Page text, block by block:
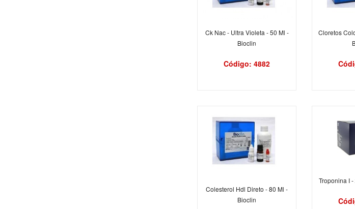
Ck Nac - Ultra Violeta - 50 Ml -
Bioclin
Código: 4882
Cloretos
Colesterol Hdl Direto - 80 Ml -
Bioclin
Troponina I